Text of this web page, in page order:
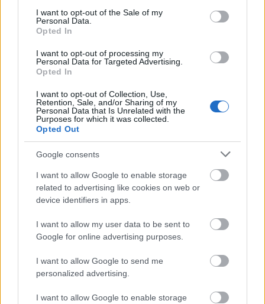
consent section.
I want to opt-out of the Sale of my
Personal Data.
Opted In
I want to opt-out of processing my
Personal Data for Targeted Advertising.
Opted In
I want to opt-out of Collection, Use,
Retention, Sale, and/or Sharing of my
Personal Data that Is Unrelated with the
Purposes for which it was collected.
Opted Out
Google consents
I want to allow Google to enable storage
related to advertising like cookies on web or
device identifiers in apps.
I want to allow my user data to be sent to
Google for online advertising purposes.
I want to allow Google to send me
personalized advertising.
I want to allow Google to enable storage
ngabantosan kembung, gas, sareng seueul.
Jalma-jalma sering nginum téh pikeun ngabantosan
sababaraha téh tiasa ngabantosan pencernaan
sareng ngajantenkeun nutrisi langkung gampang
peujit anjeun séhat sareng ningkatkeun
pencernaan.
Teh chamomile tiasa ngabantosan ngirangan
nyeri lambung sareng nyeri beuteung.
Entéh jahé sering disarankeun kusabab
pangaruhna pikeun ngaleungitkeun seueul.
Entéh peppermint tiasa ngirangan nyeri
pencernaan sareng ningkatkeun aliran